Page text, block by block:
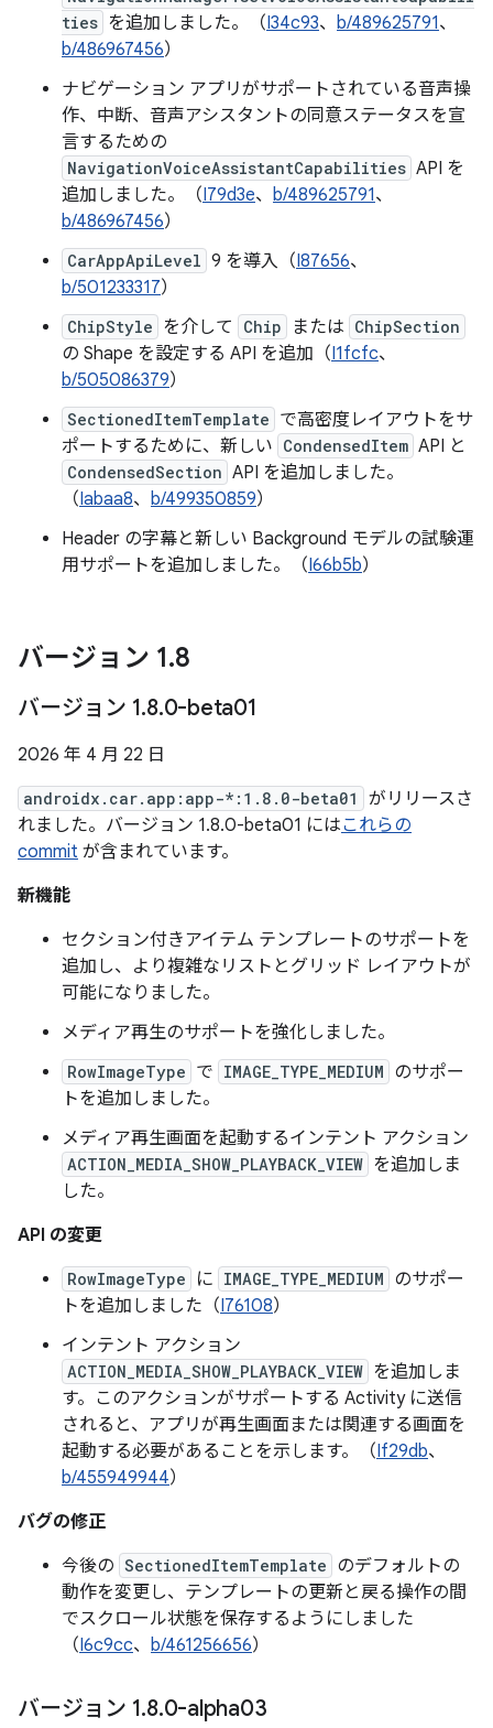
ties を追加しました。（I34c93、 b/489625791、
b/486967456）
ナビゲーション アプリがサポートされている音声操
作、中断、音声アシスタントの同意ステータスを宣
言するための
NavigationVoiceAssistantCapabilities API を
追加しました。（I79d3e、 b/489625791、
b/486967456）
CarAppApiLevel 9 を導入（I87656、
b/501233317）
ChipStyle を介して Chip または ChipSection
の Shape を設定する API を追加（I1fcfc、
b/505086379）
SectionedItemTemplate で高密度レイアウトをサ
ポートするために、新しい CondensedItem API と
CondensedSection API を追加しました。
（Iabaa8、 b/499350859）
Header の字幕と新しい Background モデルの試験運
用サポートを追加しました。（I66b5b）
バージョン 1.8
バージョン 1.8.0-beta01
2026 年 4 月 22 日
androidx.car.app:app-*:1.8.0-beta01
がリリースさ
れました。バージョン 1.8.0-beta01 にはこれらの
commit が含まれています。
新機能
セクション付きアイテム テンプレートのサポートを
追加し、より複雑なリストとグリッド レイアウトが
可能になりました。
メディア再生のサポートを強化しました。
RowImageType で IMAGE_TYPE_MEDIUM のサポー
トを追加しました。
メディア再生画面を起動するインテント アクション
ACTION_MEDIA_SHOW_PLAYBACK_VIEW を追加しま
した。
API の変更
RowImageType に IMAGE_TYPE_MEDIUM のサポー
トを追加しました（I76108）
インテント アクション
ACTION_MEDIA_SHOW_PLAYBACK_VIEW を追加しま
す。このアクションがサポートする Activity に送信
されると、アプリが再生画面または関連する画面を
起動する必要があることを示します。（If29db、
b/455949944）
バグの修正
今後の SectionedItemTemplate のデフォルトの
動作を変更し、テンプレートの更新と戻る操作の間
でスクロール状態を保存するようにしました
（I6c9cc、 b/461256656）
バージョン 1.8.0-alpha03